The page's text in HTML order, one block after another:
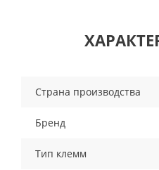
Страна производства
Бренд
Тип клемм